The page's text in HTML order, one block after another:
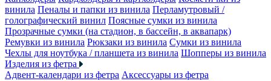
винила Пеналы и папки из винила Перламутровый /
голографический винил Поясные сумки из винила
Прозрачные сумки (на стадион, в бассейн, в аквапарк)
Ремувки из винила Рюкзаки из винила Сумки из винила
Чехлы для ноутбука / планшета из винила Шопперы из винила
Изделия из фетра
Адвент-календари из фетра Аксессуары из фетра